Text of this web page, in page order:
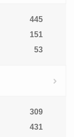
445
151
53
309
431